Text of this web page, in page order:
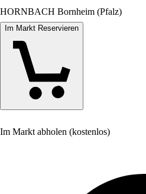
HORNBACH Bornheim (Pfalz)
Im Markt Reservieren
Im Markt abholen (kostenlos)